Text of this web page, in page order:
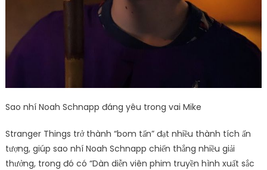
Sao nhí Noah Schnapp đáng yêu trong vai Mike
Stranger Things trở thành “bom tấn” đạt nhiều thành tích ấn
tượng, giúp sao nhí Noah Schnapp chiến thắng nhiều giải
thưởng, trong đó có “Dàn diễn viên phim truyền hình xuất sắc